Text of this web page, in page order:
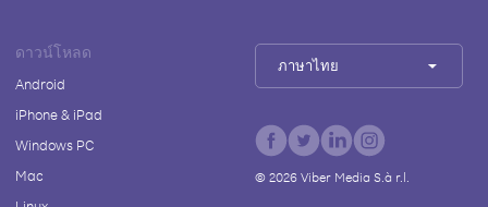
ดาวน์โหลด
Android
iPhone & iPad
Windows PC
Mac
ภาษาไทย
© 2026Viber Media S.à r.l.